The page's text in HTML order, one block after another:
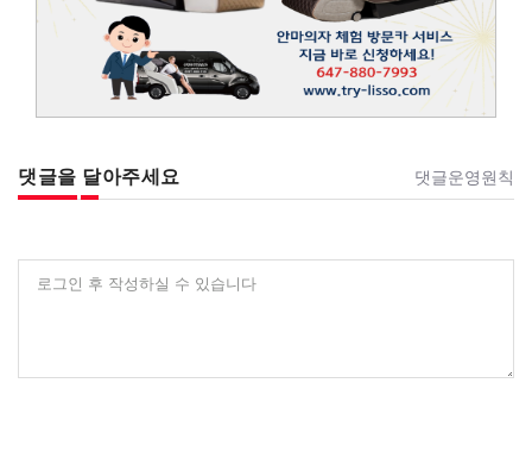
댓글을 달아주세요 댓글운영원칙
로그인 후 작성하실 수 있습니다